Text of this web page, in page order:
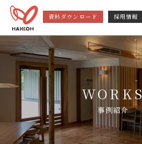
資料ダウンロード 採用情報
WORKS
事例紹介